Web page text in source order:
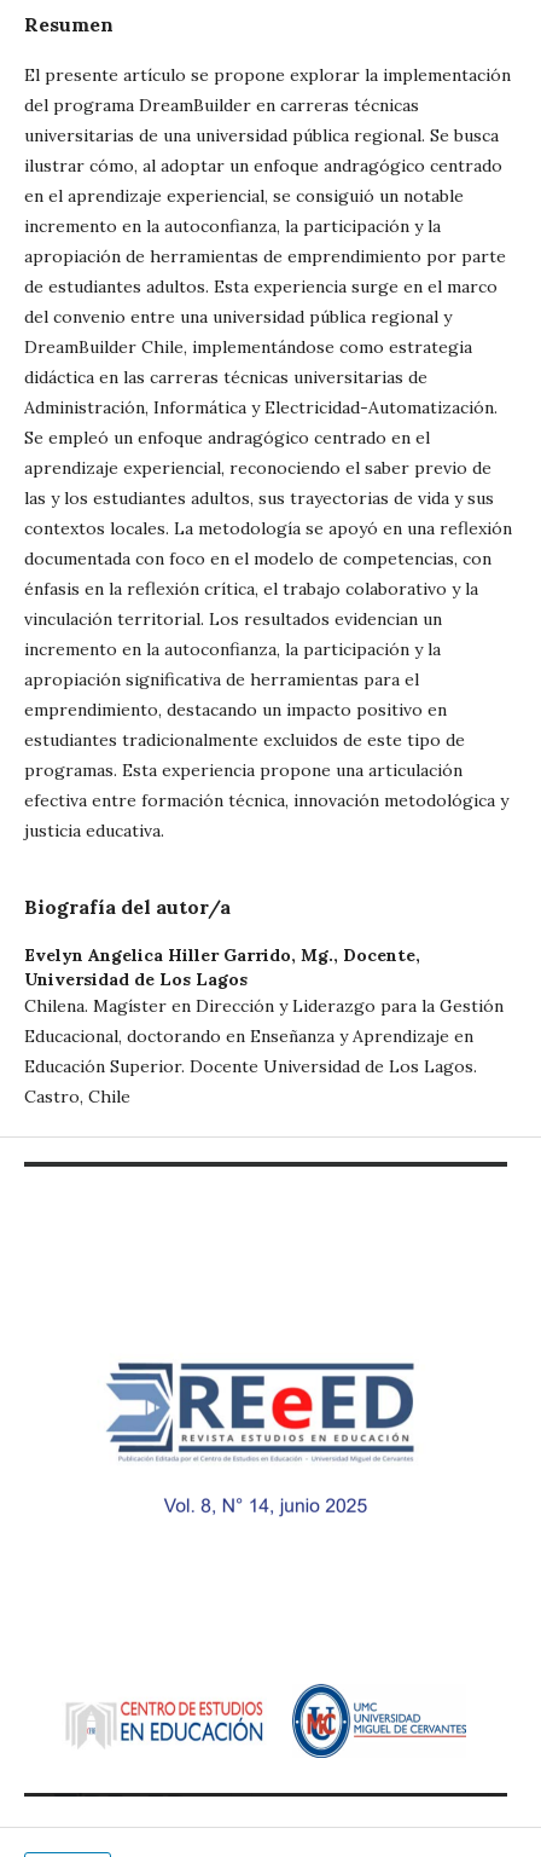
Resumen
El presente artículo se propone explorar la implementación
del programa DreamBuilder en carreras técnicas
universitarias de una universidad pública regional. Se busca
ilustrar cómo, al adoptar un enfoque andragógico centrado
en el aprendizaje experiencial, se consiguió un notable
incremento en la autoconfianza, la participación y la
apropiación de herramientas de emprendimiento por parte
de estudiantes adultos. Esta experiencia surge en el marco
del convenio entre una universidad pública regional y
DreamBuilder Chile, implementándose como estrategia
didáctica en las carreras técnicas universitarias de
Administración, Informática y Electricidad-Automatización.
Se empleó un enfoque andragógico centrado en el
aprendizaje experiencial, reconociendo el saber previo de
las y los estudiantes adultos, sus trayectorias de vida y sus
contextos locales. La metodología se apoyó en una reflexión
documentada con foco en el modelo de competencias, con
énfasis en la reflexión crítica, el trabajo colaborativo y la
vinculación territorial. Los resultados evidencian un
incremento en la autoconfianza, la participación y la
apropiación significativa de herramientas para el
emprendimiento, destacando un impacto positivo en
estudiantes tradicionalmente excluidos de este tipo de
programas. Esta experiencia propone una articulación
efectiva entre formación técnica, innovación metodológica y
justicia educativa.
Biografía del autor/a
Evelyn Angelica Hiller Garrido, Mg., Docente,
Universidad de Los Lagos
Chilena. Magíster en Dirección y Liderazgo para la Gestión
Educacional, doctorando en Enseñanza y Aprendizaje en
Educación Superior. Docente Universidad de Los Lagos.
Castro, Chile